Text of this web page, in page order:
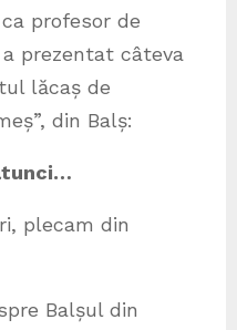
profesor de
prezentat câteva
lăcaș de
din Balș:
plecam din
Balșul din